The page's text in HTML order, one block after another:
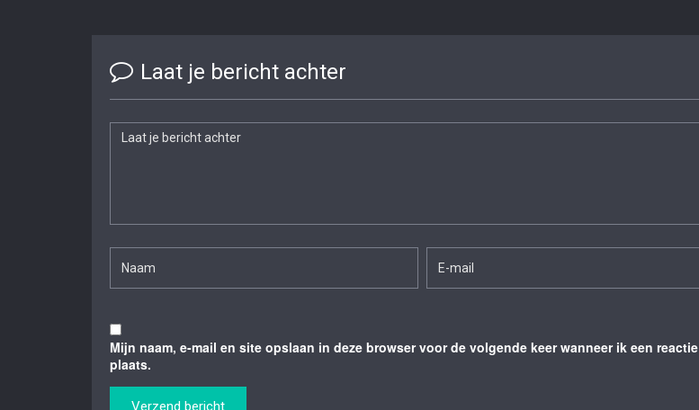
Laat je bericht achter
Mijn naam, e-mail en site opslaan in deze browser voor de volgende keer wanneer ik een reactie
plaats.